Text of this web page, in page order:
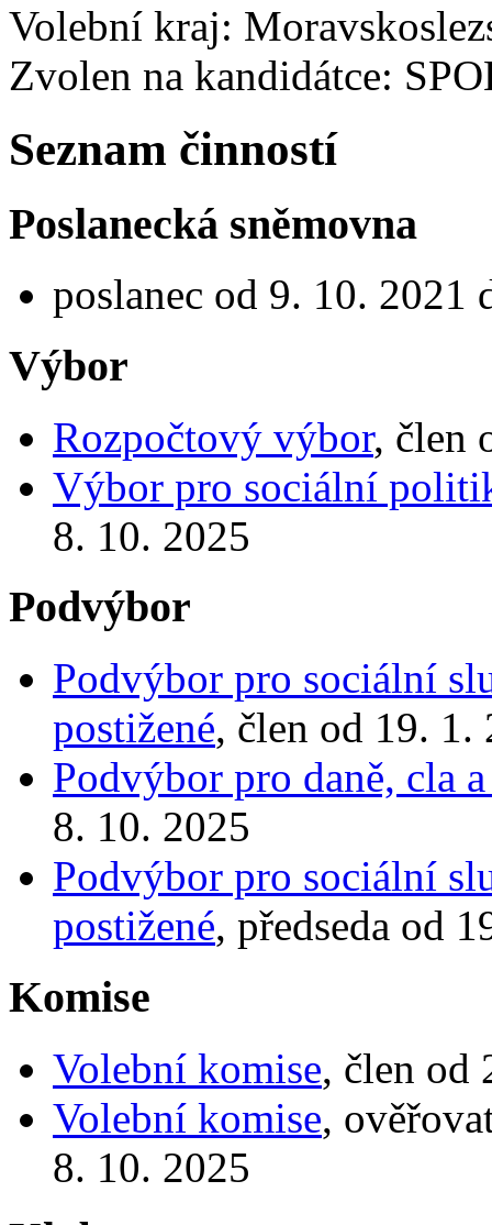
Volební kraj:
Zvolen na kandidátce:
Seznam činností
Poslanecká sněmovna
poslanec od 9. 10. 2021
Výbor
Rozpočtový výbor, člen
Výbor pro sociální
8. 10. 2025
Podvýbor
Podvýbor pro sociální
postižené, člen od 19. 1.
Podvýbor pro daně, cla
8. 10. 2025
Podvýbor pro sociální
postižené, předseda od
Komise
Volební komise, člen od
Volební komise,
8. 10. 2025